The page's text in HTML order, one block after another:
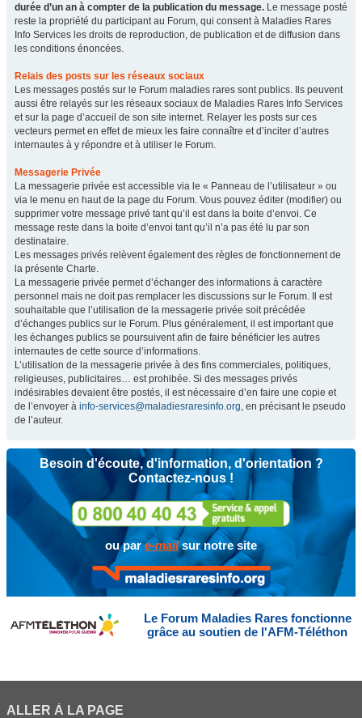
durée d’un an à compter de la publication du message. Le message posté
reste la propriété du participant au Forum, qui consent à Maladies Rares
Info Services les droits de reproduction, de publication et de diffusion dans
les conditions énoncées.
Relais des posts sur les réseaux sociaux
Les messages postés sur le Forum maladies rares sont publics. Ils peuvent
aussi être relayés sur les réseaux sociaux de Maladies Rares Info Services
et sur la page d’accueil de son site internet. Relayer les posts sur ces
vecteurs permet en effet de mieux les faire connaître et d’inciter d’autres
internautes à y répondre et à utiliser le Forum.
Messagerie Privée
La messagerie privée est accessible via le « Panneau de l’utilisateur » ou
via le menu en haut de la page du Forum. Vous pouvez éditer (modifier) ou
supprimer votre message privé tant qu’il est dans la boite d’envoi. Ce
message reste dans la boite d’envoi tant qu’il n’a pas été lu par son
destinataire.
Les messages privés relèvent également des règles de fonctionnement de
la présente Charte.
La messagerie privée permet d’échanger des informations à caractère
personnel mais ne doit pas remplacer les discussions sur le Forum. Il est
souhaitable que l’utilisation de la messagerie privée soit précédée
d’échanges publics sur le Forum. Plus généralement, il est important que
les échanges publics se poursuivent afin de faire bénéficier les autres
internautes de cette source d’informations.
L’utilisation de la messagerie privée à des fins commerciales, politiques,
religieuses, publicitaires… est prohibée. Si des messages privés
indésirables devaient être postés, il est nécessaire d’en faire une copie et
de l’envoyer à info-services@maladiesraresinfo.org, en précisant le pseudo
de l’auteur.
Besoin d'écoute, d'information, d'orientation ?
Contactez-nous !
ou pare-mailsur notre site
Le Forum Maladies Rares fonctionne
grâce au soutien de l'AFM-Téléthon
ALLER À LA PAGE